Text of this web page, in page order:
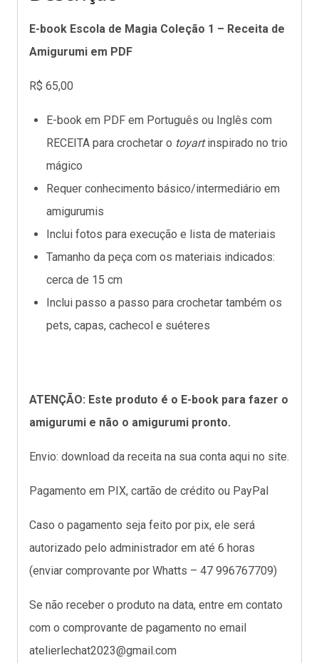
E-book Escola de Magia Coleção 1 – Receita de
Amigurumi em PDF
R$ 65,00
E-book em PDF em Português ou Inglês com
RECEITA para crochetar o toyartinspirado no trio
mágico
Requer conhecimento básico/intermediário em
amigurumis
Inclui fotos para execução e lista de materiais
Tamanho da peça com os materiais indicados:
cerca de 15 cm
Inclui passo a passo para crochetar também os
pets, capas, cachecol e suéteres
ATENÇÃO: Este produto é o E-book para fazer o
amigurumi e não o amigurumi pronto.
Envio: download da receita na sua conta aqui no site.
Pagamento em PIX, cartão de crédito ou PayPal
Caso o pagamento seja feito por pix, ele será
autorizado pelo administrador em até 6 horas
(enviar comprovante por Whatts – 47 996767709)
Se não receber o produto na data, entre em contato
com o comprovante de pagamento no email
atelierlechat2023@gmail.com